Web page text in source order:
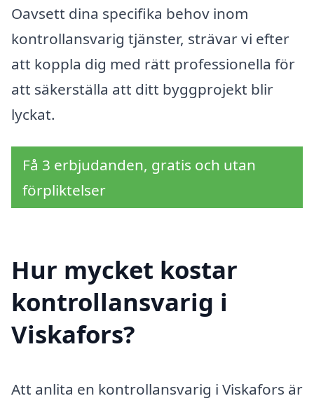
Oavsett dina specifika behov inom
kontrollansvarig tjänster, strävar vi efter
att koppla dig med rätt professionella för
att säkerställa att ditt byggprojekt blir
lyckat.
Få 3 erbjudanden, gratis och utan
förpliktelser
Hur mycket kostar
kontrollansvarig i
Viskafors?
Att anlita en kontrollansvarig i Viskafors är